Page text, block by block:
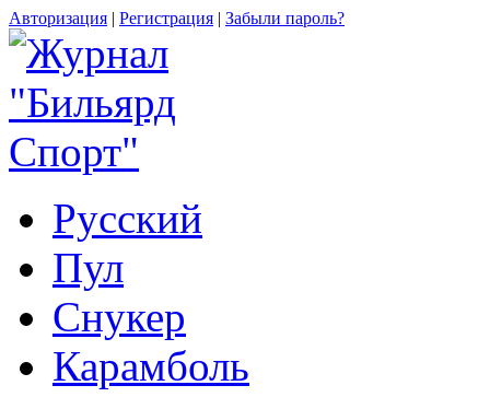
Авторизация | Регистрация | Забыли пароль?
Русский
Пул
Снукер
Карамболь